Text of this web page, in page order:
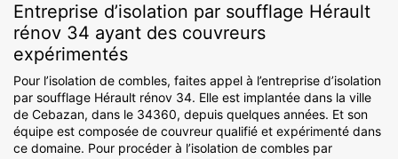
Entreprise d’isolation par soufflage Hérault
rénov 34 ayant des couvreurs
expérimentés
Pour l’isolation de combles, faites appel à l’entreprise d’isolation
par soufflage Hérault rénov 34. Elle est implantée dans la ville
de Cebazan, dans le 34360, depuis quelques années. Et son
équipe est composée de couvreur qualifié et expérimenté dans
ce domaine. Pour procéder à l’isolation de combles par